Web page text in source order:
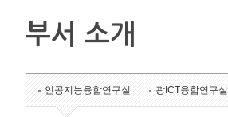
부서 소개
인공지능융합연구실 광ICT융합연구실